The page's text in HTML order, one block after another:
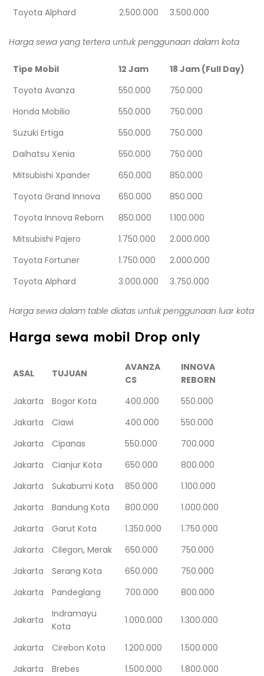
Toyota Alphard 2.500.000 3.500.000
Harga sewa yang tertera untuk penggunaan dalam kota
Tipe Mobil 12 Jam
18 Jam (Full Day)
Toyota Avanza
550.000
750.000
Honda Mobilio
550.000
750.000
Suzuki Ertiga
550.000
750.000
Daihatsu Xenia
550.000
750.000
Mitsubishi Xpander
650.000
850.000
Toyota Grand Innova
650.000
850.000
Toyota Innova Reborn
850.000
1.100.000
Mitsubishi Pajero
1.750.000
2.000.000
Toyota Fortuner
1.750.000
2.000.000
Toyota Alphard
3.000.000 3.750.000
Harga sewa dalam table diatas untuk penggunaan luar kota
Harga sewa mobil Drop only
ASAL TUJUAN
AVANZA
CS
INNOVA
REBORN
Jakarta
Bogor Kota 400.000
550.000
Jakarta
Ciawi 400.000
550.000
Jakarta
Cipanas 550.000
700.000
Jakarta
Cianjur Kota 650.000
800.000
Jakarta
Sukabumi Kota 850.000
1.100.000
Jakarta
Bandung Kota 800.000
1.000.000
Jakarta
Garut Kota 1.350.000
1.750.000
Jakarta
Cilegon, Merak 650.000
750.000
Jakarta
Serang Kota 650.000
750.000
Jakarta
Pandeglang 700.000 800.000
Jakarta
Indramayu
Kota
1.000.000 1.300.000
Jakarta Cirebon Kota 1.200.000
1.500.000
Jakarta
Brebes 1.500.000
1.800.000